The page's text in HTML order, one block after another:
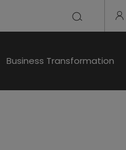
Business Transformation